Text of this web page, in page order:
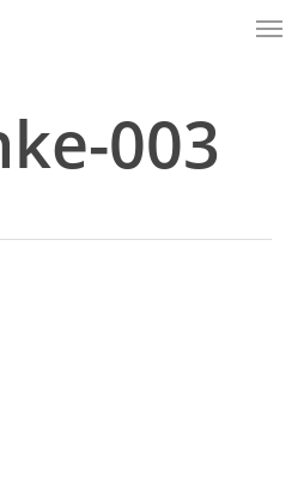
003